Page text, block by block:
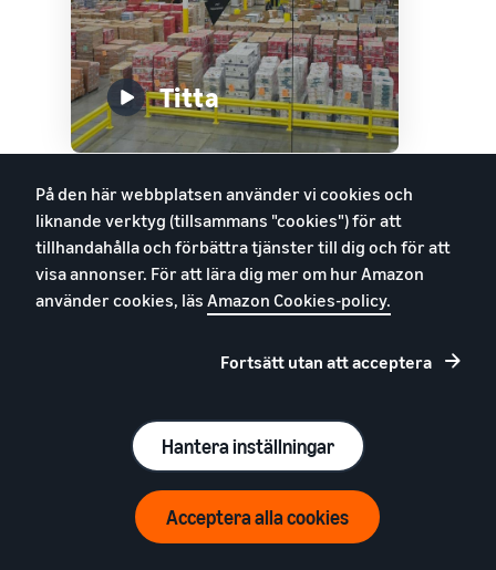
Titta
SELLER UNIVERSITY
Vad är FBA’s
procentandel för
överskottslager?
Titta
Uppskatta dina intäkter på Amazon
Intäktskalkylator
På den här webbplatsen använder vi cookies och
liknande verktyg (tillsammans "cookies") för att
tillhandahålla och förbättra tjänster till dig och för att
visa annonser. För att lära dig mer om hur Amazon
använder cookies, läs Amazon Cookies-policy.
Fortsätt utan att acceptera
Hantera inställningar
Acceptera alla cookies